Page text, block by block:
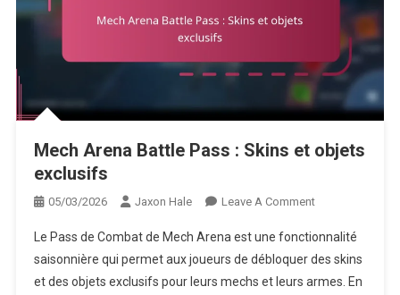
Mech Arena Battle Pass : Skins et objets
exclusifs
05/03/2026 Jaxon Hale Leave A CommentOn
Arena
Battle
Pass
Le Pass de Combat de Mech Arena est une fonctionnalité
saisonnière qui permet aux joueurs de débloquer des skins
et des objets exclusifs pour leurs mechs et leurs armes. En